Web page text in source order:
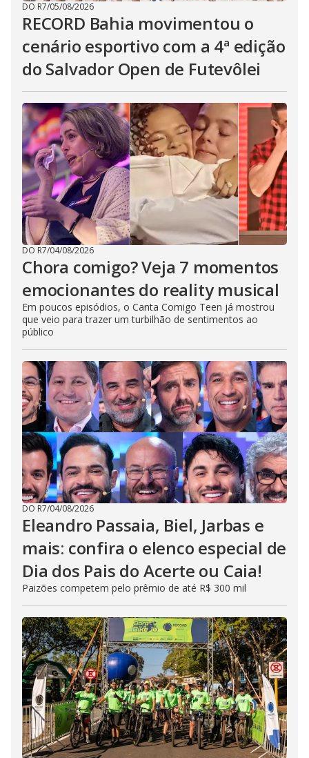
DO R7/05/08/2026
RECORD Bahia movimentou o
cenário esportivo com a 4ª edição
do Salvador Open de Futevôlei
DO R7/04/08/2026
Chora comigo? Veja 7 momentos
emocionantes do reality musical
Em poucos episódios, o Canta Comigo Teen já mostrou
que veio para trazer um turbilhão de sentimentos ao
público
DO R7/04/08/2026
Eleandro Passaia, Biel, Jarbas e
mais: confira o elenco especial de
Dia dos Pais do Acerte ou Caia!
Paizões competem pelo prêmio de até R$ 300 mil